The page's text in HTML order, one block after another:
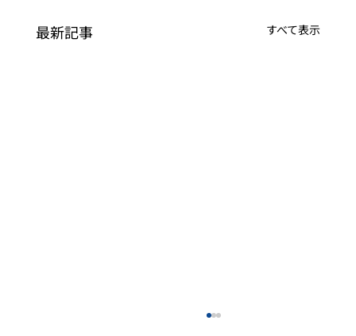
最新記事 すべて表示